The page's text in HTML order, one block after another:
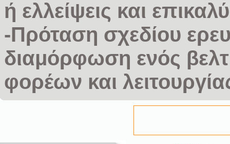
ή ελλείψεις και
-Πρόταση σχεδίου
διαμόρφωση ενός
φορέων και